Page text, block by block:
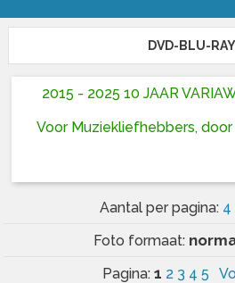
DVD-BLU-RAY
2015 - 2025 10 JAAR
Voor Muziekliefhebbers,
Aantal per pagina: 4
Foto formaat:
Pagina: 1 2 3 4 5